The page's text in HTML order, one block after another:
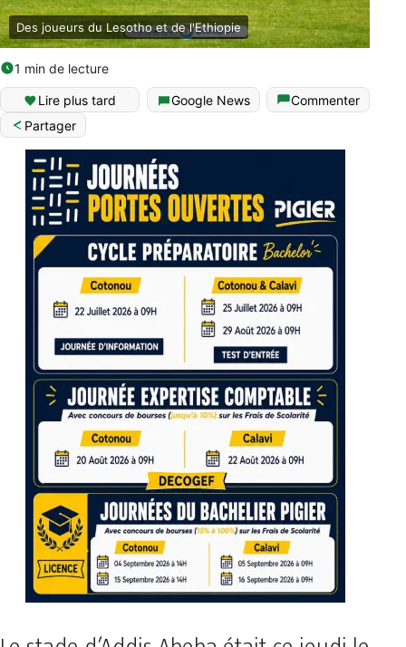
Des joueurs du Lesotho et de l'Ethiopie
1 min de lecture
Lire plus tard Google News
Commenter
Partager